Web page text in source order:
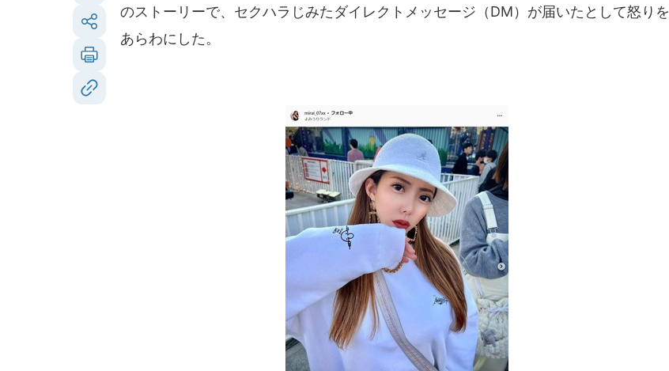
のストーリーで、セクハラじみたダイレクトメッセージ（DM）が届いたとして怒りを
あらわにした。